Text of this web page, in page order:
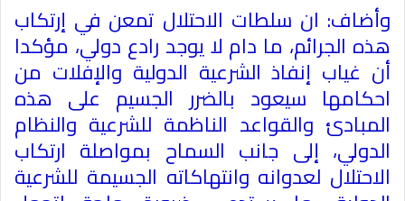
وأضاف: ان سلطات الاحتلال تمعن في إرتكاب
هذه الجرائم، ما دام لا يوجد رادع دولي، مؤكدا
أن غياب إنفاذ الشرعية الدولية والإفلات من
احكامها سيعود بالضرر الجسيم على هذه
المبادئ والقواعد الناظمة للشرعية والنظام
الدولي، إلى جانب السماح بمواصلة ارتكاب
الاحتلال لعدوانه وانتهاكاته الجسيمة للشرعية